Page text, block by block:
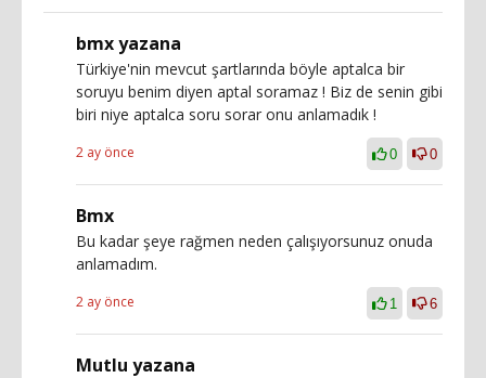
bmx yazana
Türkiye'nin mevcut şartlarında böyle aptalca bir
soruyu benim diyen aptal soramaz ! Biz de senin gibi
biri niye aptalca soru sorar onu anlamadık !
2 ay önce 0 0
Bmx
Bu kadar şeye rağmen neden çalışıyorsunuz onuda
anlamadım.
2 ay önce 1 6
Mutlu yazana